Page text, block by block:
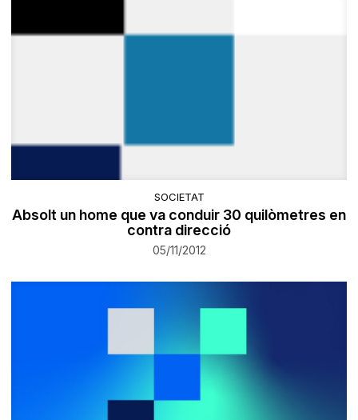
SOCIETAT
Absolt un home que va conduir 30 quilòmetres en
contra direcció
05/11/2012